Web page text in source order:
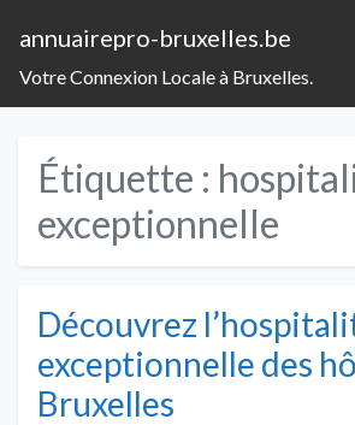
annuairepro-bruxelles.be
Votre Connexion Locale à Bruxelles.
Étiquette :
exceptionnelle
Découvrez
exceptionnelle des
Bruxelles